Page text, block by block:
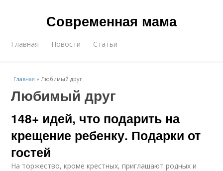
Современная мама
Главная Новости Статьи
Главная »Любимый друг
Любимый друг
148+ идей, что подарить на
крещение ребенку. Подарки от
гостей
На торжество, кроме крестных, приглашают родных и